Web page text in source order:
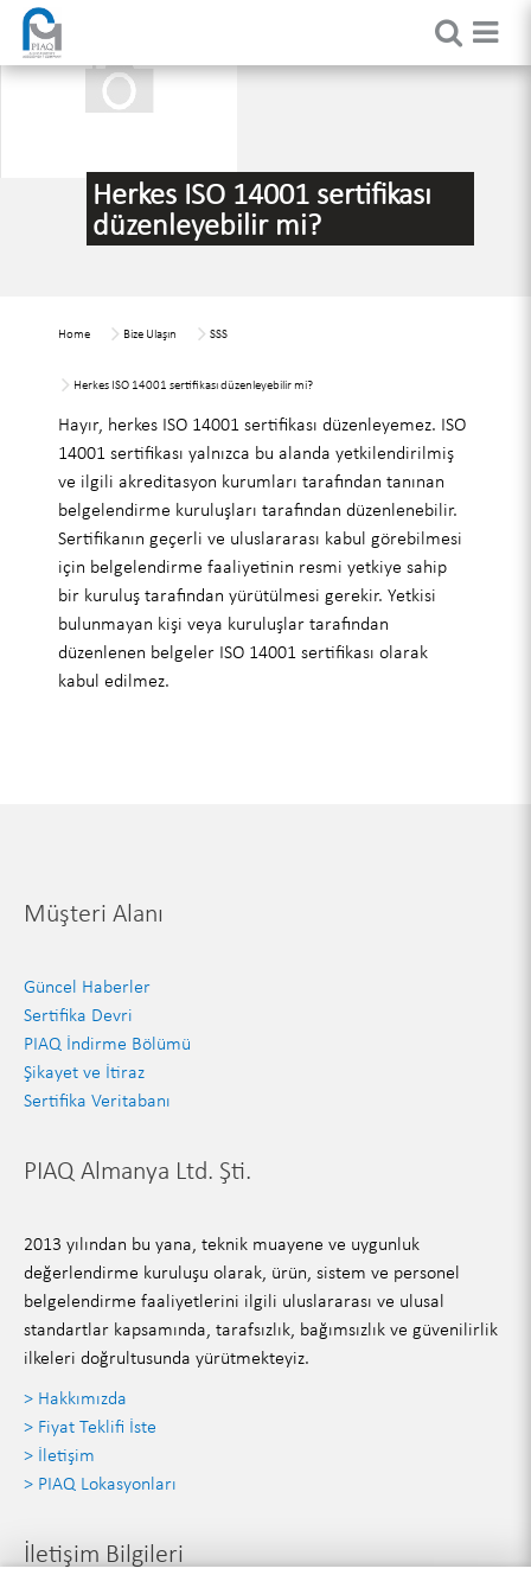
Herkes ISO 14001 sertifikası
düzenleyebilir mi?
Home Bize Ulaşın SSS
Herkes ISO 14001 sertifikası düzenleyebilir mi?
Hayır, herkes ISO 14001 sertifikası düzenleyemez. ISO
14001 sertifikası yalnızca bu alanda yetkilendirilmiş
ve ilgili akreditasyon kurumları tarafından tanınan
belgelendirme kuruluşları tarafından düzenlenebilir.
Sertifikanın geçerli ve uluslararası kabul görebilmesi
için belgelendirme faaliyetinin resmi yetkiye sahip
bir kuruluş tarafından yürütülmesi gerekir. Yetkisi
bulunmayan kişi veya kuruluşlar tarafından
düzenlenen belgeler ISO 14001 sertifikası olarak
kabul edilmez.
Müşteri Alanı
Güncel Haberler
Sertifika Devri
PIAQ İndirme Bölümü
Şikayet ve İtiraz
Sertifika Veritabanı
PIAQ Almanya Ltd. Şti.
2013 yılından bu yana, teknik muayene ve uygunluk
değerlendirme kuruluşu olarak, ürün, sistem ve personel
belgelendirme faaliyetlerini ilgili uluslararası ve ulusal
standartlar kapsamında, tarafsızlık, bağımsızlık ve güvenilirlik
ilkeleri doğrultusunda yürütmekteyiz.
> Hakkımızda
> Fiyat Teklifi İste
> İletişim
> PIAQ Lokasyonları
İletişim Bilgileri